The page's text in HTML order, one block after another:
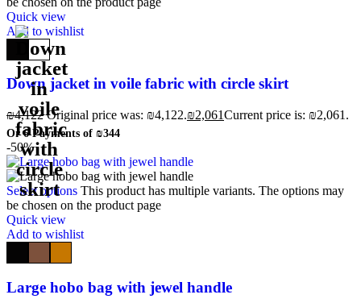
Quick view
Add to wishlist
Down jacket in voile fabric with circle skirt
₪4,122 Original price was: ₪4,122.₪2,061Current price is: ₪2,061.
Or 6 Payments of ₪344
-50%
Select options This product has multiple variants. The options may
be chosen on the product page
Quick view
Add to wishlist
Large hobo bag with jewel handle